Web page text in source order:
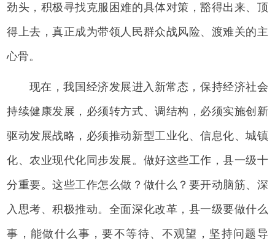
劲头，积极寻找克服困难的具体对策，豁得出来、顶
得上去，真正成为带领人民群众战风险、渡难关的主
心骨。
现在，我国经济发展进入新常态，保持经济社会
持续健康发展，必须转方式、调结构，必须实施创新
驱动发展战略，必须推动新型工业化、信息化、城镇
化、农业现代化同步发展。做好这些工作，县一级十
分重要。这些工作怎么做？做什么？要开动脑筋、深
入思考、积极推动。全面深化改革，县一级要做什么
事，能做什么事，要不等待、不观望，坚持问题导